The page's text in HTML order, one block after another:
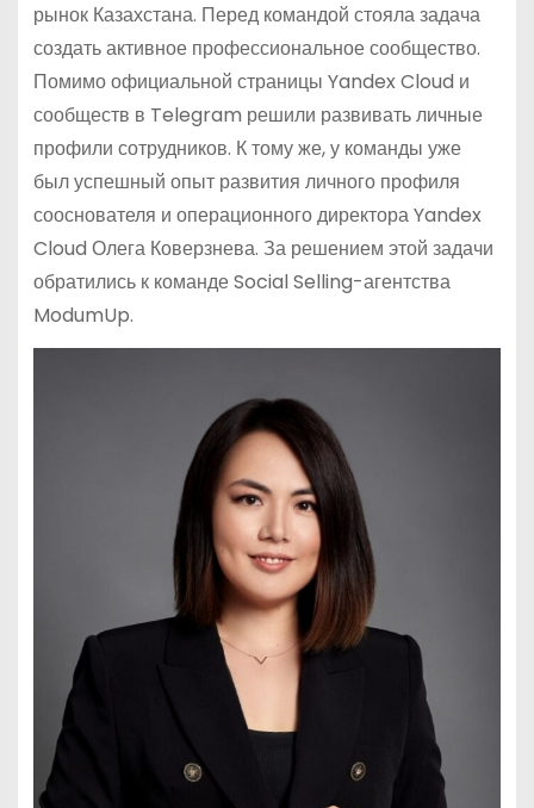
рынок Казахстана. Перед командой стояла задача
создать активное профессиональное сообщество.
Помимо официальной страницы Yandex Cloud и
сообществ в Telegram решили развивать личные
профили сотрудников. К тому же, у команды уже
был успешный опыт развития личного профиля
сооснователя и операционного директора Yandex
Cloud Олега Коверзнева. За решением этой задачи
обратились к команде Social Selling-агентства
ModumUp.